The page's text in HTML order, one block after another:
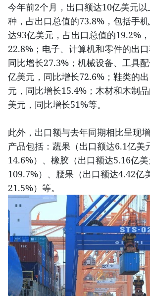
今年前2个月，出口额达10亿美元
种，占出口总值的73.8%，包括手
达93亿美元，占出口总值的19.2%
22.8%；电子、计算机和零件的出
同比增长27.3%；机械设备、工具
亿美元，同比增长72.6%；鞋类的
元，同比增长15.4%；木材和木制
美元，同比增长51%等。
此外，出口额与去年同期相比呈现
产品包括：蔬果（出口额达6.1亿美
14.6%）、橡胶（出口额达5.16亿
109.7%）、腰果（出口额达4.42亿
21.5%）等。